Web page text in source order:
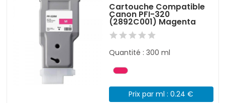
Cartouche Compatible
Canon PFI-320
(2892C001) Magenta
Quantité : 300 ml
Prix par ml : 0.24 €